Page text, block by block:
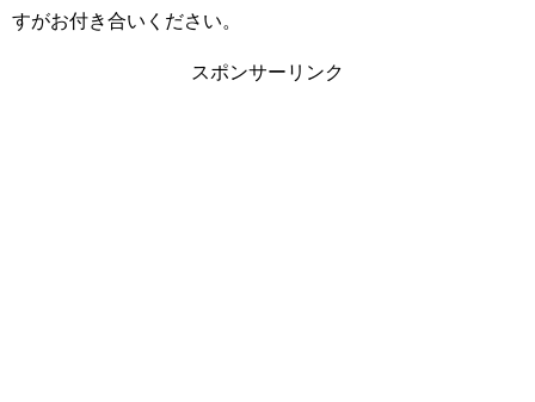
すがお付き合いください。
スポンサーリンク